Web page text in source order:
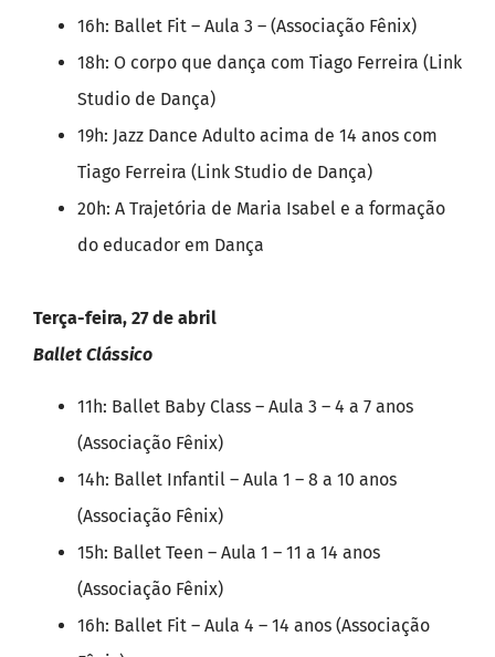
16h: Ballet Fit – Aula 3 – (Associação Fênix)
18h: O corpo que dança com Tiago Ferreira (Link
Studio de Dança)
19h: Jazz Dance Adulto acima de 14 anos com
Tiago Ferreira (Link Studio de Dança)
20h: A Trajetória de Maria Isabel e a formação
do educador em Dança
Terça-feira, 27 de abril
Ballet Clássico
11h: Ballet Baby Class – Aula 3 – 4 a 7 anos
(Associação Fênix)
14h: Ballet Infantil – Aula 1 – 8 a 10 anos
(Associação Fênix)
15h: Ballet Teen – Aula 1 – 11 a 14 anos
(Associação Fênix)
16h: Ballet Fit – Aula 4 – 14 anos (Associação